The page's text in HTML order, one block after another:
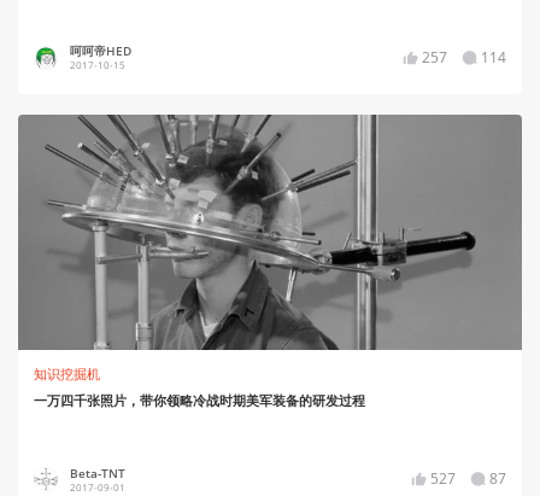
呵呵帝HED
2017-10-15 257 114
知识挖掘机
一万四千张照片，带你领略冷战时期美军装备的研发过程
Beta-TNT
2017-09-01 527 87